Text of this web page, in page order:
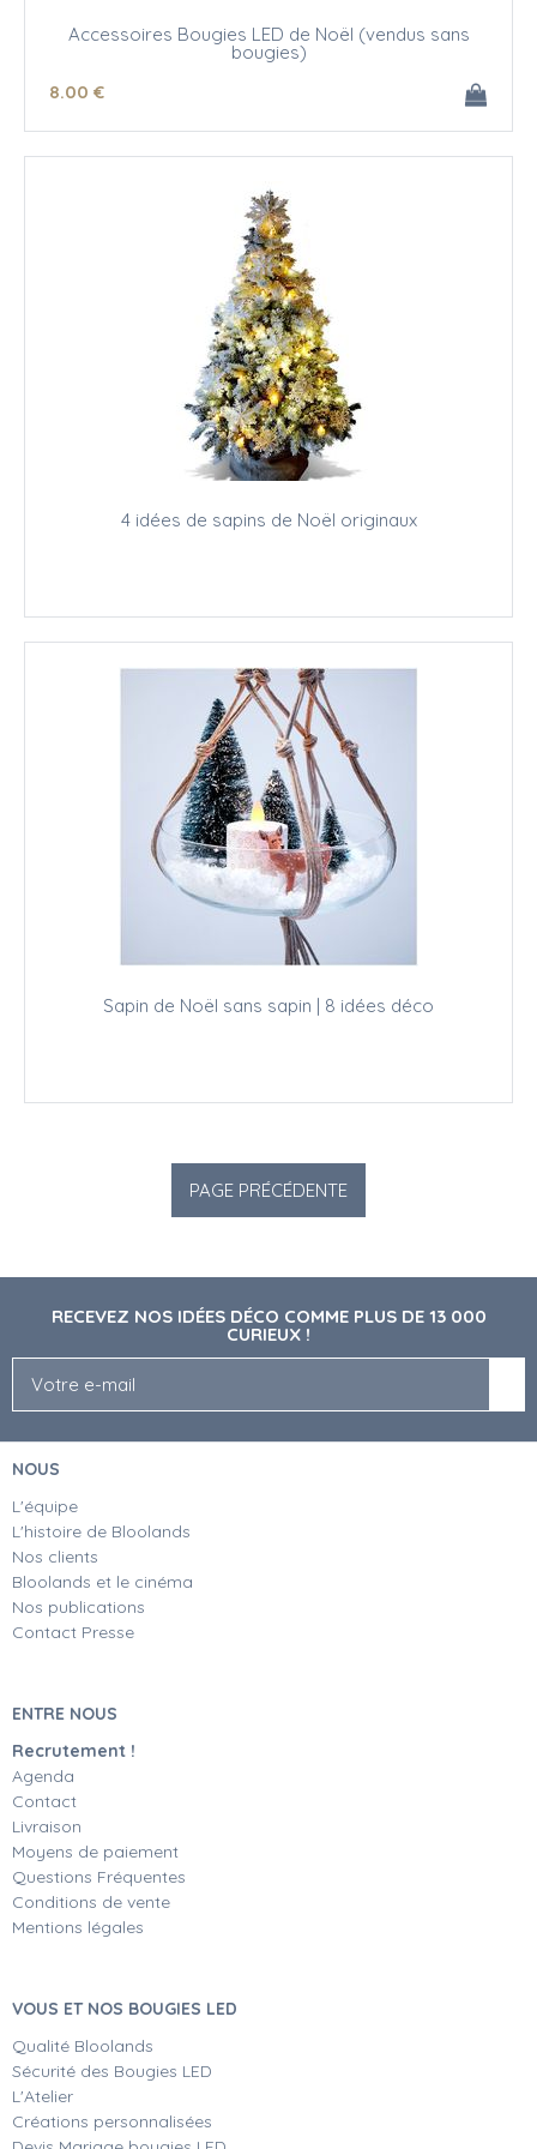
Accessoires Bougies LED de Noël (vendus sans
bougies)
8.00 €
4 idées de sapins de Noël originaux
Sapin de Noël sans sapin | 8 idées déco
RECEVEZ NOS IDÉES DÉCO COMME PLUS DE 13 000
CURIEUX !
NOUS
L'équipe
L'histoire de Bloolands
Nos clients
Bloolands et le cinéma
Nos publications
Contact Presse
ENTRE NOUS
Recrutement !
Agenda
Contact
Livraison
Moyens de paiement
Questions Fréquentes
Conditions de vente
Mentions légales
VOUS ET NOS BOUGIES LED
Qualité Bloolands
Sécurité des Bougies LED
L'Atelier
Créations personnalisées